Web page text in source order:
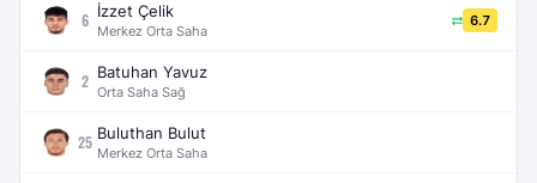
6 İzzet Çelik
Merkez Orta Saha
6.7
2 Batuhan Yavuz
Orta Saha Sağ
25 Buluthan Bulut
Merkez Orta Saha